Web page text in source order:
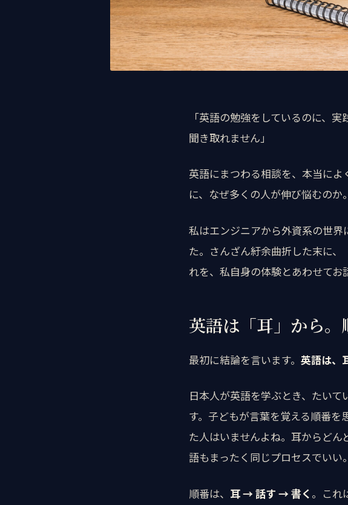
「英語の勉強をしているのに、
聞き取れません」
英語にまつわる相談を、本当に
に、なぜ多くの人が伸び悩むのか。
私はエンジニアから外資系の世
た。さんざん紆余曲折した末に
れを、私自身の体験とあわせてお
英語は「耳」から
最初に結論を言います。 英語は、
日本人が英語を学ぶとき、たい
す。子どもが言葉を覚える順番
た人はいませんよね。耳からど
語もまったく同じプロセスでいい。
順番は、 耳 → 話す → 書く 。これ